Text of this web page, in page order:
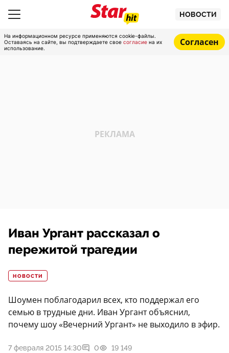
НОВОСТИ
На информационном ресурсе применяются cookie-файлы.
Оставаясь на сайте, вы подтверждаете свое согласие на их
использование.
Согласен
Иван Ургант рассказал о
пережитой трагедии
НОВОСТИ
Шоумен поблагодарил всех, кто поддержал его
семью в трудные дни. Иван Ургант объяснил,
почему шоу «Вечерний Ургант» не выходило в эфир.
7 февраля 2015 14:30 0 19 149